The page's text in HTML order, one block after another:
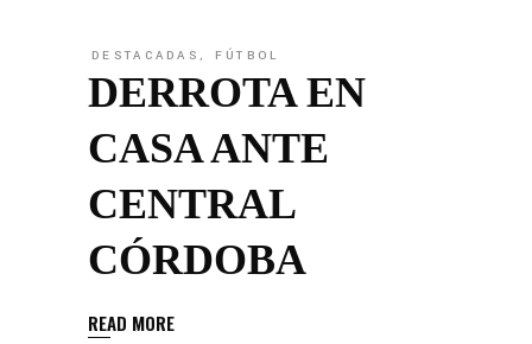
DESTACADAS, FÚTBOL
DERROTA EN
CASA ANTE
CENTRAL
CÓRDOBA
READ MORE